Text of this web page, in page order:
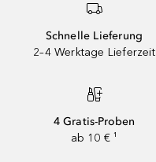
Schnelle Lieferung
2–4 Werktage Lieferzeit
4 Gratis-Proben
ab 10 € ¹